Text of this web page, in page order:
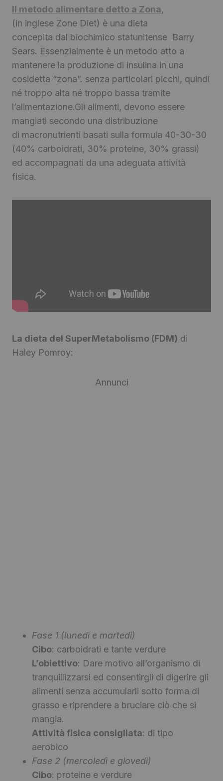
Il metodo alimentare detto a Zona,
(in inglese Zone Diet) è una dieta
concepita dal biochimico statunitense Barry
Sears. Essenzialmente è un metodo atto a
mantenere la produzione di insulina in una
cosidetta “zona”. senza particolari picchi, quindi
né troppo alta né troppo bassa tramite
l’alimentazione.Gli alimenti, devono essere
mangiati secondo una distribuzione
di macronutrienti basati sulla formula 40-30-30
(40% carboidrati, 30% proteine, 30% grassi)
ed accompagnati da una adeguata attività
fisica.
La dieta del SuperMetabolismo (FDM) di
Haley Pomroy:
Annunci
Fase 1 (lunedì e martedì)
Cibo: carboidrati e tante verdure
L’obiettivo: Dare motivo all’organismo di
tranquillizzarsi ed consentirgli di digerire gli
alimenti senza accumularli sotto forma di
grasso e riprendere a bruciare ciò che si
mangia.
Attività fisica consigliata: di tipo
aerobico
Fase 2 (mercoledì e giovedì)
Cibo: proteine e verdure